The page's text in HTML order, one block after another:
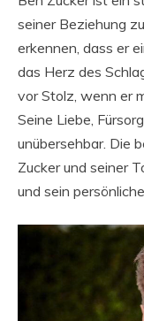
seiner Beziehung
erkennen, dass er
das Herz des
vor Stolz, wenn er
Seine Liebe,
unübersehbar. Die
Zucker und seiner
und sein